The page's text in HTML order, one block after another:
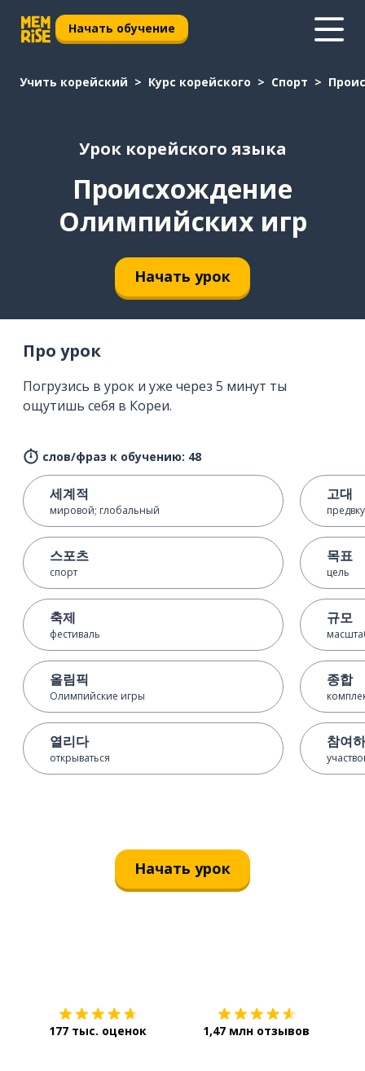
Начать обучение
Учить корейский Курс корейского Спорт
Урок корейского языка
Происхождение
Олимпийских игр
Начать урок
Про урок
Погрузись в урок и уже через 5 минут ты
ощутишь себя в Кореи.
слов/фраз к обучению: 48
세계적
мировой; глобальный
스포츠
спорт
축제
фестиваль
올림픽
Олимпийские игры
열리다
открываться
고대
목표
цель
규모
종합
참여
Начать урок
177 тыс. оценок 1,47 млн отзывов